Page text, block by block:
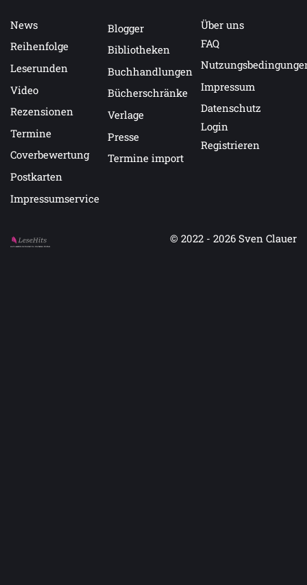
News
Reihenfolge
Leserunden
Video
Rezensionen
Termine
Coverbewertung
Postkarten
Impressumservice
Blogger
Bibliotheken
Buchhandlungen
Bücherschränke
Verlage
Presse
Termine import
Über uns
FAQ
Impressum
Datenschutz
Login
Registrieren
Auf LeseHits.de findest Du die besten Bücher.
© 2022 - 2026 Sven Clauer